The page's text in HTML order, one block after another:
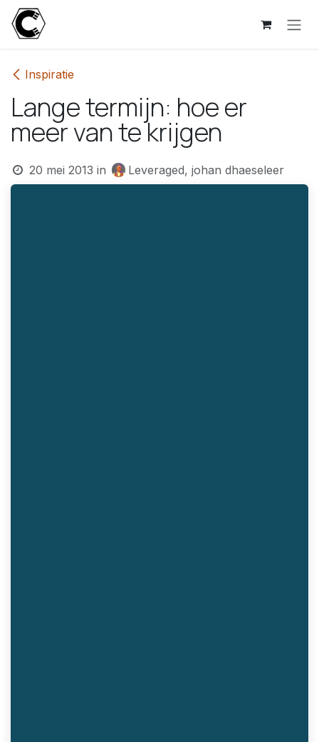
Overslaan naar inhoud
Inspiratie
Lange termijn: hoe er
meer van te krijgen
20 mei 2013 in Leveraged, johan dhaeseleer